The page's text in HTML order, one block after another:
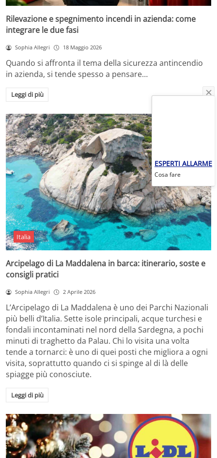
Rilevazione e spegnimento incendi in azienda: come
integrare le due fasi
Sophia Allegri 18 Maggio 2026
Quando si affronta il tema della sicurezza antincendio
in azienda, si tende spesso a pensare…
Leggi di più
Italia
Arcipelago di La Maddalena in barca: itinerario, soste e
consigli pratici
Sophia Allegri 2 Aprile 2026
L’Arcipelago di La Maddalena è uno dei Parchi Nazionali
più belli d’Italia. Sette isole principali, acque turchesi e
fondali incontaminati nel nord della Sardegna, a pochi
minuti di traghetto da Palau. Chi lo visita una volta
tende a tornarci: è uno di quei posti che migliora a ogni
visita, soprattutto quando ci si spinge al di là delle
spiagge più conosciute.
Leggi di più
ESPERTI ALLARME
Cosa fare